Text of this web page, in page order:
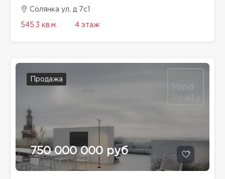
Солянка ул, д 7с1
545.3 кв.м. 4 этаж
Продажа
750 000 000 руб